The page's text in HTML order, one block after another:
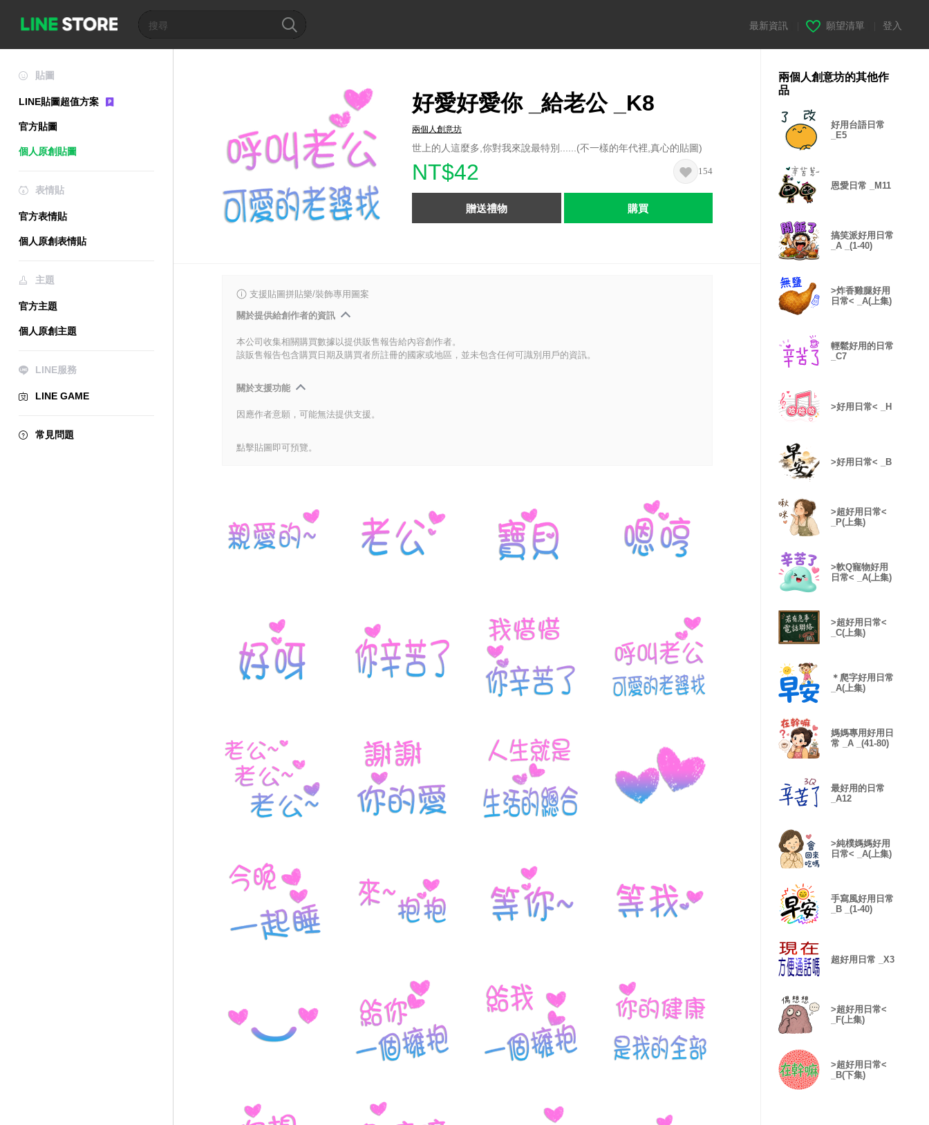
最新資訊 願望清單 登入
貼圖
LINE貼圖超值方案
官方貼圖
個人原創貼圖
表情貼
官方表情貼
個人原創表情貼
主題
官方主題
個人原創主題
LINE服務
LINE GAME
常見問題
好愛好愛你 _給老公 _K8
兩個人創意坊
世上的人這麼多,你對我來說最特別......(不一樣的年代裡,真心的貼圖)
NT$42 154
贈送禮物 購買
支援貼圖拼貼樂/裝飾專用圖案
關於提供給創作者的資訊
本公司收集相關購買數據以提供販售報告給內容創作者。
該販售報告包含購買日期及購買者所註冊的國家或地區，並未包含任何可識別用戶的資訊。
關於支援功能
因應作者意願，可能無法提供支援。
點擊貼圖即可預覽。
兩個人創意坊的其他作
品
好用台語日常
_E5
恩愛日常 _M11
搞笑派好用日常
_A _(1-40)
>炸香雞腿好用
日常< _A(上集)
輕鬆好用的日常
_C7
>好用日常< _H
>好用日常< _B
>超好用日常<
_P(上集)
>軟Q寵物好用
日常< _A(上集)
>超好用日常<
_C(上集)
＊爬字好用日常
_A(上集)
媽媽專用好用日
常 _A _(41-80)
最好用的日常
_A12
>純樸媽媽好用
日常< _A(上集)
手寫風好用日常
_B _(1-40)
超好用日常 _X3
>超好用日常<
_F(上集)
>超好用日常<
_B(下集)